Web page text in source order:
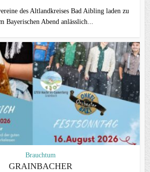
des Altlandkreises Bad Aibling laden zu
Bayerischen Abend anlässlich...
Brauchtum
GRAINBACHER